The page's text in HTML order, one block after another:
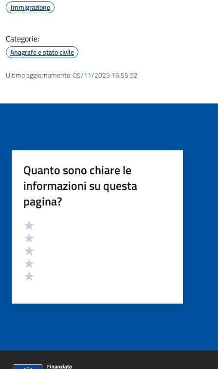
Immigrazione
Categorie:
Anagrafe e stato civile
Ultimo aggiornamento:05/11/2025 16:55.52
Quanto sono chiare le
informazioni su questa
pagina?
Valutazione